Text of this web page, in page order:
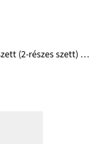
Nyaklánc szett (2-részes szett) szív medállal